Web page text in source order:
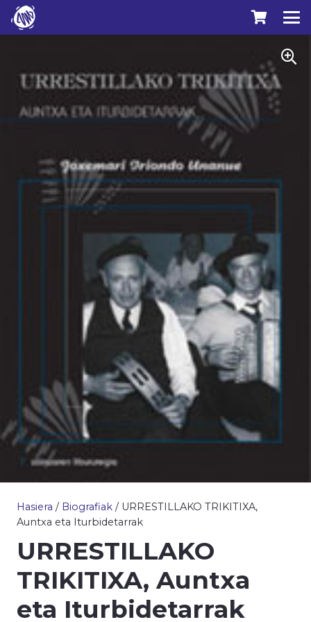
Hasiera / Biografiak / URRESTILLAKO TRIKITIXA,
Auntxa eta Iturbidetarrak
URRESTILLAKO
TRIKITIXA, Auntxa
eta Iturbidetarrak